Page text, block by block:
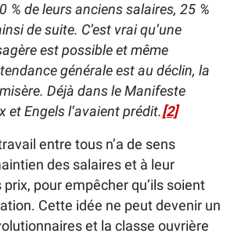
% de leurs anciens salaires, 25 %
de suite. C’est vrai qu’une
est possible et même
générale est au déclin, la
Déjà dans le Manifeste
et Engels l’avaient prédit.[2]
entre tous n’a de sens
des salaires et à leur
pour empêcher qu’ils soient
Cette idée ne peut devenir un
et la classe ouvrière